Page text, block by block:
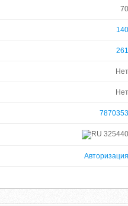
70
140
261
Нет
Нет
7870353
325440
Авторизация